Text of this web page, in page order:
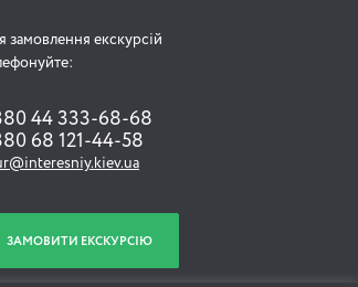
замовлення екскурсій
44 333-68-68
68 121-44-58
ЗАМОВИТИ ЕКСКУРСІЮ